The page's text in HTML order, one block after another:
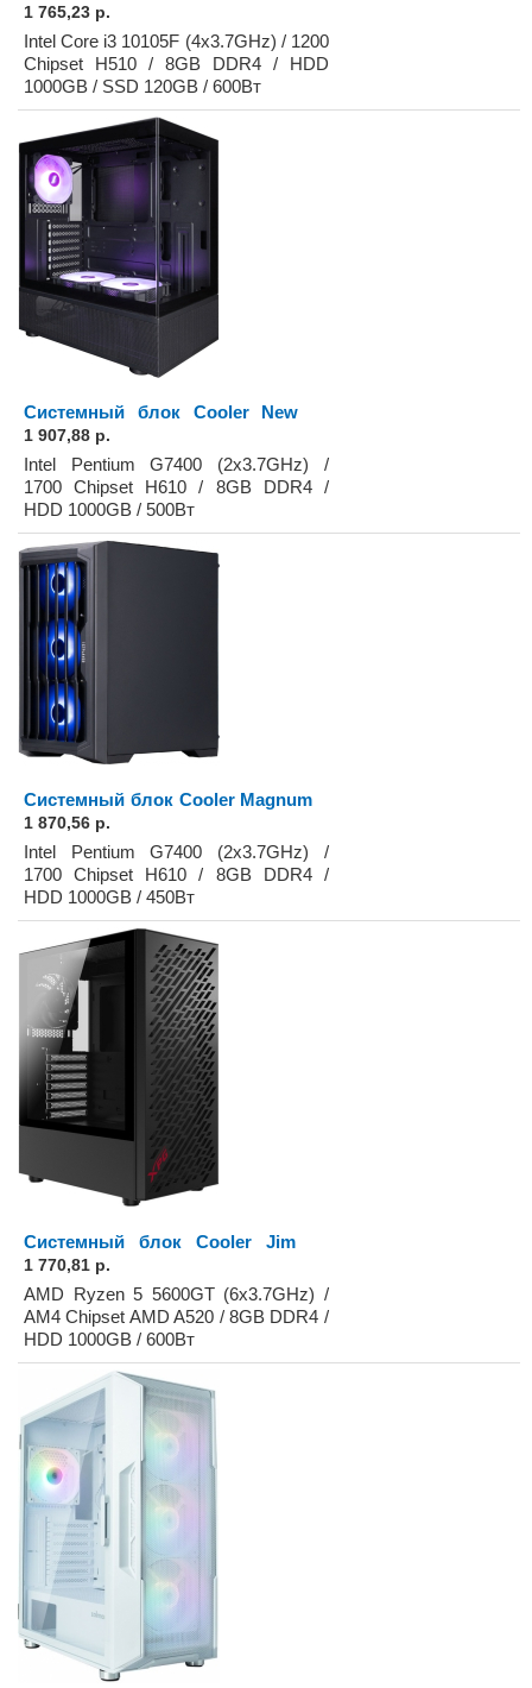
1 765,23 р.
Intel Core i3 10105F (4x3.7GHz) / 1200
Chipset H510 / 8GB DDR4 / HDD
1000GB / SSD 120GB / 600Вт
Системный блок Cooler New
1 907,88 р.
Intel Pentium G7400 (2x3.7GHz) /
1700 Chipset H610 / 8GB DDR4 /
HDD 1000GB / 500Вт
Системный блок Cooler Magnum
1 870,56 р.
Intel Pentium G7400 (2x3.7GHz) /
1700 Chipset H610 / 8GB DDR4 /
HDD 1000GB / 450Вт
Системный блок Cooler Jim
1 770,81 р.
AMD Ryzen 5 5600GT (6x3.7GHz) /
AM4 Chipset AMD A520 / 8GB DDR4 /
HDD 1000GB / 600Вт